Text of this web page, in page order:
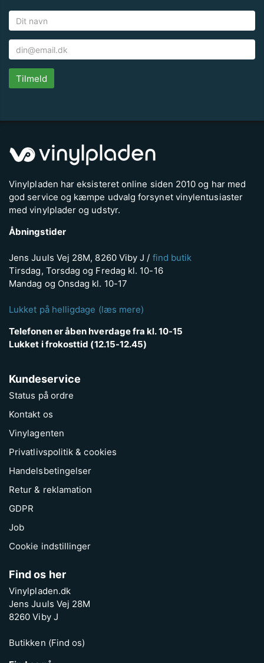
Tilmeld
Vinylpladen har eksisteret online siden 2010 og har med
god service og kæmpe udvalg forsynet vinylentusiaster
med vinylplader og udstyr.
Åbningstider
Jens Juuls Vej 28M, 8260 Viby J / find butik
Tirsdag, Torsdag og Fredag kl. 10-16
Mandag og Onsdag kl. 10-17
Lukket på helligdage (læs mere)
Telefonen er åben hverdage fra kl. 10-15
Lukket i frokosttid (12.15-12.45)
Kundeservice
Status på ordre
Kontakt os
Vinylagenten
Privatlivspolitik & cookies
Handelsbetingelser
Retur & reklamation
GDPR
Job
Cookie indstillinger
Find os her
Vinylpladen.dk
Jens Juuls Vej 28M
8260 Viby J
Butikken (Find os)